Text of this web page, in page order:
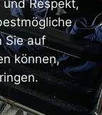
Respekt,
Sie auf
können,